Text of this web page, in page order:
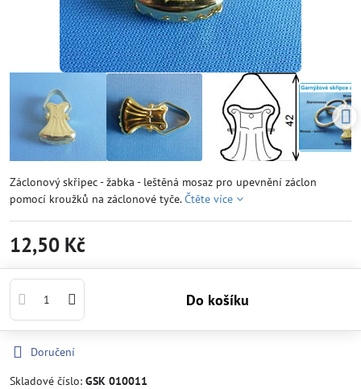
Záclonový skřipec - žabka - leštěná mosaz pro upevnění záclon
pomocí kroužků na záclonové tyče.Čtěte více
12,50 Kč
Do košíku
Doručení
Skladové číslo: GSK 010011